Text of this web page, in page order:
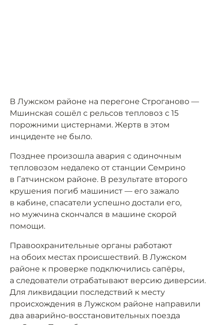
В Лужском районе на перегоне Строганово —
Мшинская сошёл с рельсов тепловоз с 15
порожними цистернами. Жертв в этом
инциденте не было.
Позднее произошла авария с одиночным
тепловозом недалеко от станции Семрино
в Гатчинском районе. В результате второго
крушения погиб машинист — его зажало
в кабине, спасатели успешно достали его,
но мужчина скончался в машине скорой
помощи.
Правоохранительные органы работают
на обоих местах происшествий. В Лужском
районе к проверке подключились сапёры,
а следователи отрабатывают версию диверсии.
Для ликвидации последствий к месту
происхождения в Лужском районе направили
два аварийно-восстановительных поезда